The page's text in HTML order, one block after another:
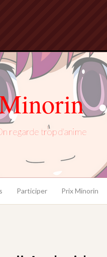
regarde trop d'anime
Participer Prix Minorin